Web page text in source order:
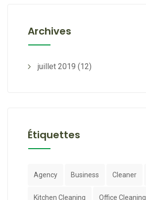
Archives
juillet 2019 (12)
Étiquettes
Agency Business Cleaner
Kitchen Cleaning Office Cleaning